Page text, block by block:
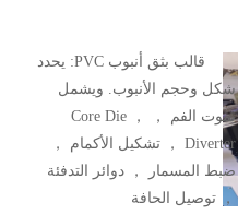
قالب بثق أنبوب PVC: يحدد
شكل وحجم الأنبوب. ويشمل
يموت الفم ， Core Die ，
Diverter ， تشكيل الأكمام ，
ضبط المسمار ， دوائر التدفئة
， توصيل الحافة